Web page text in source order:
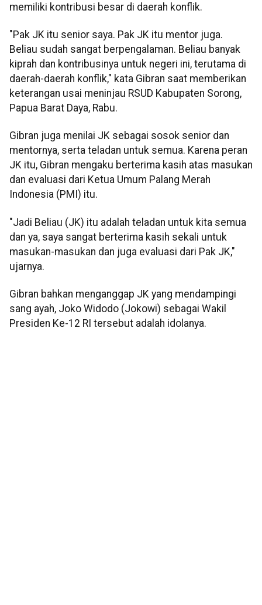
memiliki kontribusi besar di daerah konflik.
‎"Pak JK itu senior saya. Pak JK itu mentor juga.
Beliau sudah sangat berpengalaman. Beliau banyak
kiprah dan kontribusinya untuk negeri ini, terutama di
daerah-daerah konflik," kata Gibran saat memberikan
keterangan usai meninjau RSUD Kabupaten Sorong,
Papua Barat Daya, Rabu.
‎Gibran juga menilai JK sebagai sosok senior dan
mentornya, serta teladan untuk semua. Karena peran
JK itu, Gibran mengaku berterima kasih atas masukan
dan evaluasi dari Ketua Umum Palang Merah
Indonesia (PMI) itu.
‎"Jadi Beliau (JK) itu adalah teladan untuk kita semua
dan ya, saya sangat berterima kasih sekali untuk
masukan-masukan dan juga evaluasi dari Pak JK,"
ujarnya.
‎Gibran bahkan menganggap JK yang mendampingi
sang ayah, Joko Widodo (Jokowi) sebagai Wakil
Presiden Ke-12 RI tersebut adalah idolanya.